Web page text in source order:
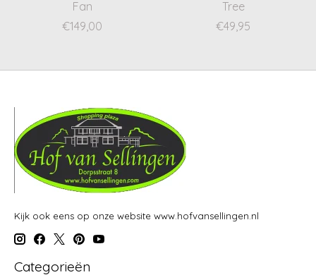
Fan
€149,00
Tree
€49,95
Kijk ook eens op onze website www.hofvansellingen.nl
Categorieën